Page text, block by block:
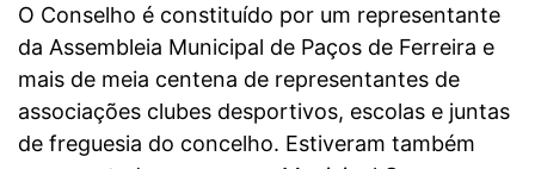
O Conselho é constituído por um representante
da Assembleia Municipal de Paços de Ferreira e
mais de meia centena de representantes de
associações clubes desportivos, escolas e juntas
de freguesia do concelho. Estiveram também